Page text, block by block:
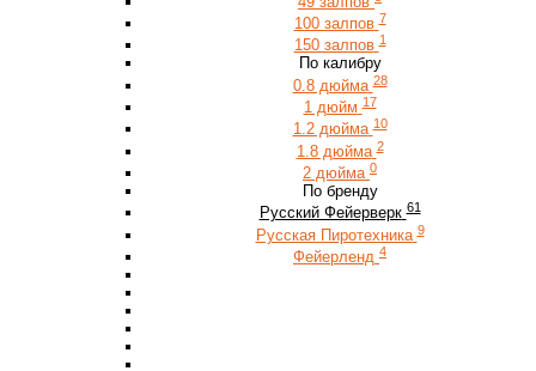
100 залпов 7
150 залпов 1
По калибру
0.8 дюйма 28
1 дюйм 17
1.2 дюйма 10
1.8 дюйма 2
2 дюйма 0
По бренду
Русский Фейерверк 61
Русская Пиротехника 9
Фейерленд 4